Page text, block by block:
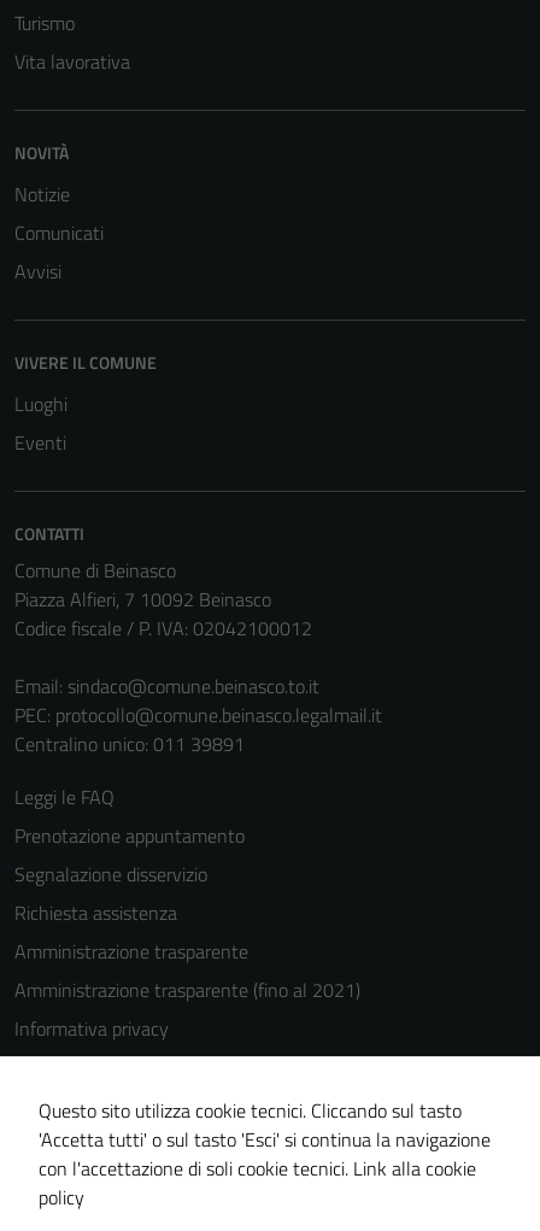
Turismo
Vita lavorativa
NOVITÀ
Notizie
Comunicati
Avvisi
VIVERE IL COMUNE
Luoghi
Eventi
CONTATTI
Comune di Beinasco
Piazza Alfieri, 7 10092 Beinasco
Codice fiscale / P. IVA: 02042100012
Email: sindaco@comune.beinasco.to.it
PEC: protocollo@comune.beinasco.legalmail.it
Centralino unico: 011 39891
Leggi le FAQ
Prenotazione appuntamento
Segnalazione disservizio
Richiesta assistenza
Amministrazione trasparente
Amministrazione trasparente (fino al 2021)
Informativa privacy
Cookie Policy
Note legali
Dichiarazione di accessibilità
Piano di miglioramento del sito
Questo sito utilizza cookie tecnici. Cliccando sul tasto
'Accetta tutti' o sul tasto 'Esci' si continua la navigazione
con l'accettazione di soli cookie tecnici. Link alla cookie
policy